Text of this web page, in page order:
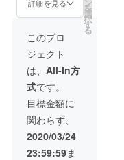
月々の
お支払
いに関
して
は、別
途メー
ルでご
案内し
ます。
リプ
ション
スへの
ご参加
はオン
ライン
ストア
からご
決済頂
く必要
があり
ます。
月々の
決済頂
く必要
ます。
月々の
お支払
いに関
は、別
途メー
ルでご
案内し
ます。
は別途
きま
ブスク
リプ
サービ
スへの
ご参加
はオン
ライン
からご
は、
IREメッ
セージ
機能に
てご連
絡くだ
さい。
※5月以
降で日
をいた
（9:00
ト
19:00を
最終終
了とし
て満足
行くま
でお付
き合い
しま
す。
休憩1時
間）焙
詳細を見る ン
を
選
択
す
る
このプロ
ジェクト
は、 All-In方
式です。
目標金額に
関わらず、
2020/03/24
23:59:59ま